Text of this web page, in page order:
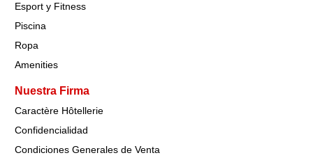
Esport y Fitness
Piscina
Ropa
Amenities
Nuestra Firma
Caractère Hôtellerie
Confidencialidad
Condiciones Generales de Venta